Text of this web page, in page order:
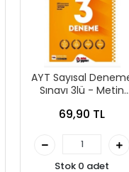
AYT Sayısal
Sınavı 3lü - Metin
69,90 TL
Stok 0 adet